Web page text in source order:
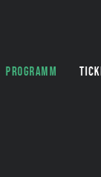
PROGRAMM